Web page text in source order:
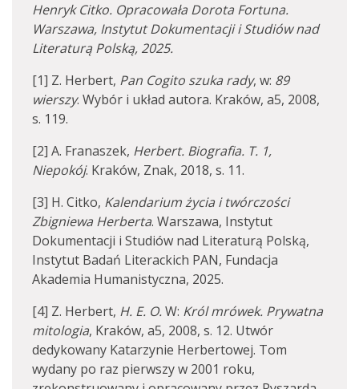
Henryk Citko. Opracowała Dorota Fortuna.
Warszawa, Instytut Dokumentacji i Studiów nad
Literaturą Polską, 2025.
[1] Z. Herbert, Pan Cogito szuka rady, w: 89
wierszy. Wybór i układ autora. Kraków, a5, 2008,
s. 119.
[2] A. Franaszek, Herbert. Biografia. T. 1,
Niepokój. Kraków, Znak, 2018, s. 11.
[3] H. Citko, Kalendarium życia i twórczości
Zbigniewa Herberta. Warszawa, Instytut
Dokumentacji i Studiów nad Literaturą Polską,
Instytut Badań Literackich PAN, Fundacja
Akademia Humanistyczna, 2025.
[4] Z. Herbert, H. E. O.W: Król mrówek. Prywatna
mitologia, Kraków, a5, 2008, s. 12. Utwór
dedykowany Katarzynie Herbertowej. Tom
wydany po raz pierwszy w 2001 roku,